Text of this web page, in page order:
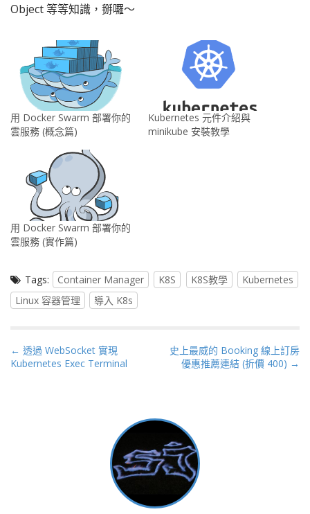
Object 等等知識，掰囉～
用 Docker Swarm 部署你的
雲服務 (概念篇)
Kubernetes 元件介紹與
minikube 安裝教學
用 Docker Swarm 部署你的
雲服務 (實作篇)
Tags: Container Manager K8S K8S教學
Kubernetes
Linux 容器管理
導入 K8s
P
o
← 透過 WebSocket 實現
Kubernetes Exec Terminal
史上最威的 Booking 線上訂房
優惠推薦連結 (折價 400) →